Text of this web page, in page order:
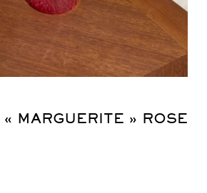
MARGUERITE » ROSE